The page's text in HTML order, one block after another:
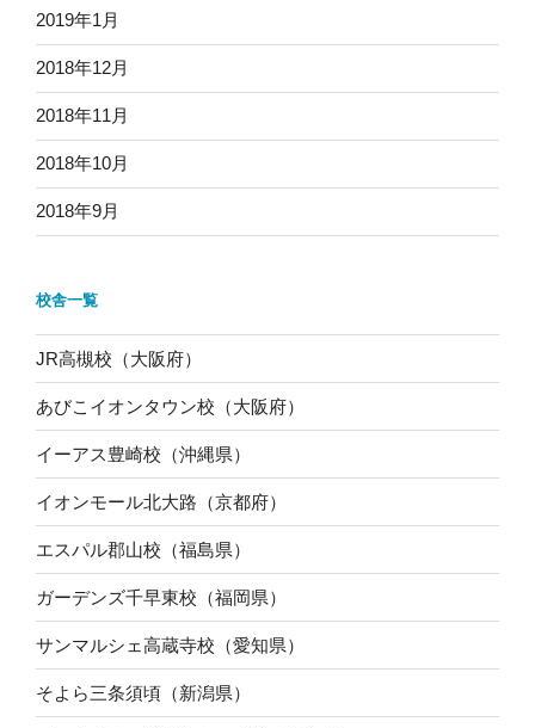
2019年1月
2018年12月
2018年11月
2018年10月
2018年9月
校舎一覧
JR高槻校（大阪府）
あびこイオンタウン校（大阪府）
イーアス豊崎校（沖縄県）
イオンモール北大路（京都府）
エスパル郡山校（福島県）
ガーデンズ千早東校（福岡県）
サンマルシェ高蔵寺校（愛知県）
そよら三条須頃（新潟県）